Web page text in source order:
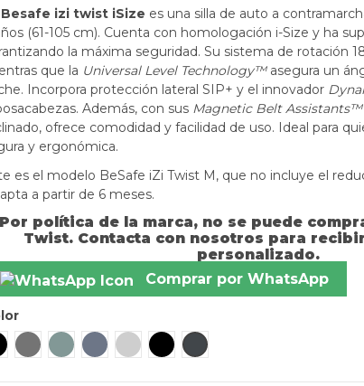
Besafe izi twist iSize es una silla de auto a
(61-105 cm). Cuenta con homologación i-Size y ha
la máxima seguridad. Su sistema de rotación
que la Universal Level Technology™asegura un
Incorpora protección lateral SIP+ y el innovador
Además, con sus Magnetic Belt Assistants™
ofrece comodidad y facilidad de uso. Ideal para
y ergonómica.
es el modelo BeSafe iZi Twist M, que no incluye el
a partir de 6 meses.
Por política de la marca, no se puede
Twist. Contacta con nosotros para
personalizado.
Comprar por WhatsApp
Fresh Black Cab – negro
Melànge Metallic - gris
Melànge Sea Green - verde claro
Melange Cloud - Azul gris
Peak Mesh - gris claro
Car Interior Black – negro
Antracite Mesh - Gris